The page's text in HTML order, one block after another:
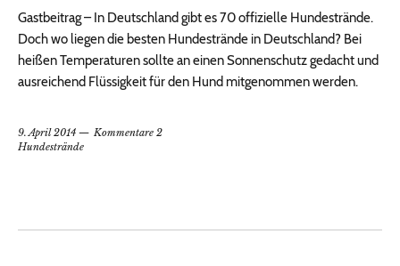
Gastbeitrag – In Deutschland gibt es 70 offizielle Hundestrände.
Doch wo liegen die besten Hundestrände in Deutschland? Bei
heißen Temperaturen sollte an einen Sonnenschutz gedacht und
ausreichend Flüssigkeit für den Hund mitgenommen werden.
9. April 2014
Kommentare 2
Hundestrände